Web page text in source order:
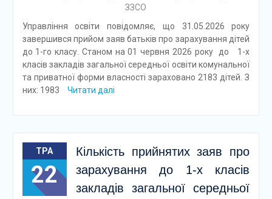
ЗЗСО
Управління освіти повідомляє, що 31.05.2026 року
завершився прийом заяв батьків про зарахування дітей
до 1-го класу. Станом на 01 червня 2026 року до 1-х
класів закладів загальної середньої освіти комунальної
та приватної форми власності зараховано 2183 дітей. З
них: 1983
Читати далі
ТРА
22
Кількість прийнятих заяв про
зарахування до 1-х класів
закладів загальної середньої